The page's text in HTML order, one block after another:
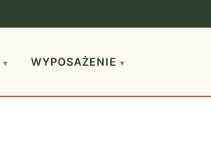
▾ WYPOSAŻENIE ▾